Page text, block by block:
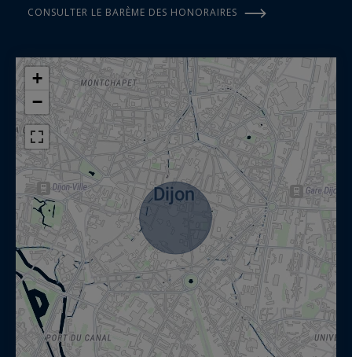
CONSULTER LE BARÈME DES HONORAIRES
+
−